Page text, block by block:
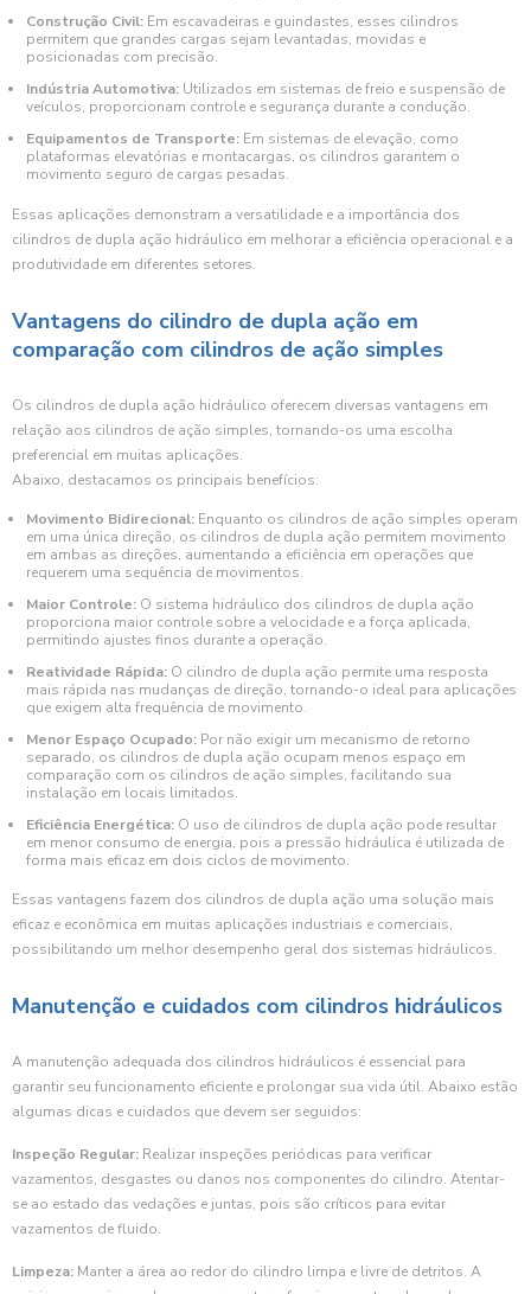
Construção Civil: Em escavadeiras e guindastes, esses cilindros
permitem que grandes cargas sejam levantadas, movidas e
posicionadas com precisão.
Indústria Automotiva: Utilizados em sistemas de freio e suspensão de
veículos, proporcionam controle e segurança durante a condução.
Equipamentos de Transporte: Em sistemas de elevação, como
plataformas elevatórias e montacargas, os cilindros garantem o
movimento seguro de cargas pesadas.
Essas aplicações demonstram a versatilidade e a importância dos
cilindros de dupla ação hidráulico em melhorar a eficiência operacional e a
produtividade em diferentes setores.
Vantagens do cilindro de dupla ação em
comparação com cilindros de ação simples
Os cilindros de dupla ação hidráulico oferecem diversas vantagens em
relação aos cilindros de ação simples, tornando-os uma escolha
preferencial em muitas aplicações.
Abaixo, destacamos os principais benefícios:
Movimento Bidirecional: Enquanto os cilindros de ação simples operam
em uma única direção, os cilindros de dupla ação permitem movimento
em ambas as direções, aumentando a eficiência em operações que
requerem uma sequência de movimentos.
Maior Controle: O sistema hidráulico dos cilindros de dupla ação
proporciona maior controle sobre a velocidade e a força aplicada,
permitindo ajustes finos durante a operação.
Reatividade Rápida: O cilindro de dupla ação permite uma resposta
mais rápida nas mudanças de direção, tornando-o ideal para aplicações
que exigem alta frequência de movimento.
Menor Espaço Ocupado: Por não exigir um mecanismo de retorno
separado, os cilindros de dupla ação ocupam menos espaço em
comparação com os cilindros de ação simples, facilitando sua
instalação em locais limitados.
Eficiência Energética: O uso de cilindros de dupla ação pode resultar
em menor consumo de energia, pois a pressão hidráulica é utilizada de
forma mais eficaz em dois ciclos de movimento.
Essas vantagens fazem dos cilindros de dupla ação uma solução mais
eficaz e econômica em muitas aplicações industriais e comerciais,
possibilitando um melhor desempenho geral dos sistemas hidráulicos.
Manutenção e cuidados com cilindros hidráulicos
A manutenção adequada dos cilindros hidráulicos é essencial para
garantir seu funcionamento eficiente e prolongar sua vida útil. Abaixo estão
algumas dicas e cuidados que devem ser seguidos:
Inspeção Regular: Realizar inspeções periódicas para verificar
vazamentos, desgastes ou danos nos componentes do cilindro. Atentar-
se ao estado das vedações e juntas, pois são críticos para evitar
vazamentos de fluido.
Limpeza: Manter a área ao redor do cilindro limpa e livre de detritos. A